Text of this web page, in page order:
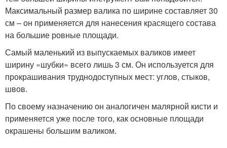
Максимальный размер валика по ширине составляет 30
см – он применяется для нанесения красящего состава
на большие ровные площади.
Самый маленький из выпускаемых валиков имеет
ширину «шубки» всего лишь 3 см. Он используется для
прокрашивания труднодоступных мест: углов, стыков,
швов.
По своему назначению он аналогичен малярной кисти и
применяется уже после того, как основные площади
окрашены большим валиком.